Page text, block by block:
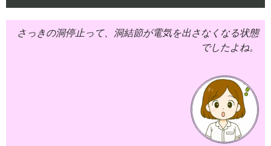
さっきの洞停止って、洞結節が電気を出さなくなる状態
でしたよね。